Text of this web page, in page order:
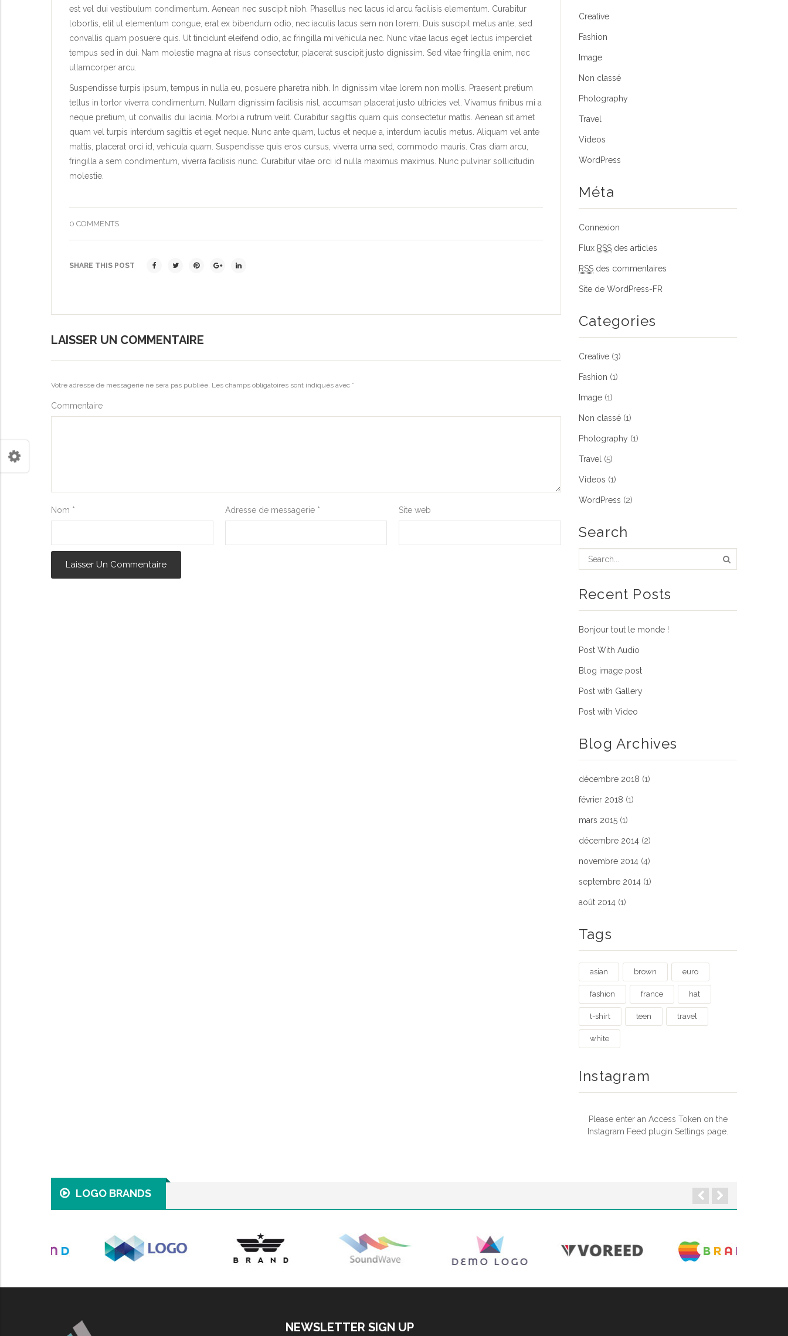
est vel dui vestibulum condimentum. Aenean nec suscipit nibh. Phasellus nec lacus id arcu facilisis elementum. Curabitur
lobortis, elit ut elementum congue, erat ex bibendum odio, nec iaculis lacus sem non lorem. Duis suscipit metus ante, sed
convallis quam posuere quis. Ut tincidunt eleifend odio, ac fringilla mi vehicula nec. Nunc vitae lacus eget lectus imperdiet
tempus sed in dui. Nam molestie magna at risus consectetur, placerat suscipit justo dignissim. Sed vitae fringilla enim, nec
ullamcorper arcu.
Suspendisse turpis ipsum, tempus in nulla eu, posuere pharetra nibh. In dignissim vitae lorem non mollis. Praesent pretium
tellus in tortor viverra condimentum. Nullam dignissim facilisis nisl, accumsan placerat justo ultricies vel. Vivamus finibus mi a
neque pretium, ut convallis dui lacinia. Morbi a rutrum velit. Curabitur sagittis quam quis consectetur mattis. Aenean sit amet
quam vel turpis interdum sagittis et eget neque. Nunc ante quam, luctus et neque a, interdum iaculis metus. Aliquam vel ante
mattis, placerat orci id, vehicula quam. Suspendisse quis eros cursus, viverra urna sed, commodo mauris. Cras diam arcu,
fringilla a sem condimentum, viverra facilisis nunc. Curabitur vitae orci id nulla maximus maximus. Nunc pulvinar sollicitudin
molestie.
0 COMMENTS
SHARE THIS POST
LAISSER UN COMMENTAIRE
Votre adresse de messagerie ne sera pas publiée. Les champs obligatoires sont indiqués avec *
Commentaire
Nom * Adresse de messagerie * Site web
Creative
Fashion
Image
Non classé
Photography
Travel
Videos
WordPress
Méta
Connexion
Flux RSS des articles
RSS des commentaires
Site de WordPress-FR
Categories
Creative (3)
Fashion (1)
Image (1)
Non classé (1)
Photography (1)
Travel (5)
Videos (1)
WordPress (2)
Search
Recent Posts
Bonjour tout le monde !
Post With Audio
Blog image post
Post with Gallery
Post with Video
Blog Archives
décembre 2018 (1)
février 2018 (1)
mars 2015 (1)
décembre 2014 (2)
novembre 2014 (4)
septembre 2014 (1)
août 2014 (1)
Tags
asian brown euro
fashion france hat
t-shirt teen travel
white
Instagram
Please enter an Access Token on the
Instagram Feed plugin Settings page.
LOGO BRANDS
NEWSLETTER SIGN UP